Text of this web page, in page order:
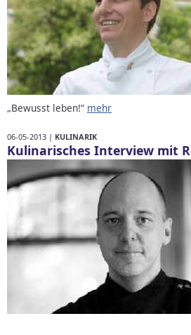
„Bewusst leben!“ mehr
06-05-2013 | KULINARIK
Kulinarisches Interview mit